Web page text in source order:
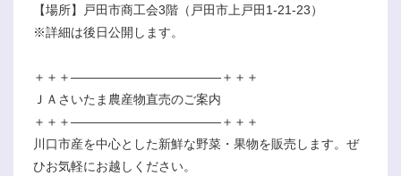
【場所】戸田市商工会3階（戸田市上戸田1-21-23）
※詳細は後日公開します。
＋＋＋――――――――――――＋＋＋
ＪＡさいたま農産物直売のご案内
＋＋＋――――――――――――＋＋＋
川口市産を中心とした新鮮な野菜・果物を販売します。ぜ
ひお気軽にお越しください。